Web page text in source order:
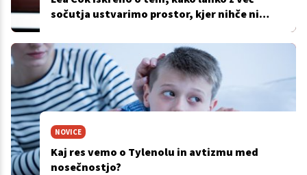
sočutja ustvarimo prostor, kjer nihče ni
NOVICE
Kaj res vemo o Tylenolu in avtizmu med
nosečnostjo?